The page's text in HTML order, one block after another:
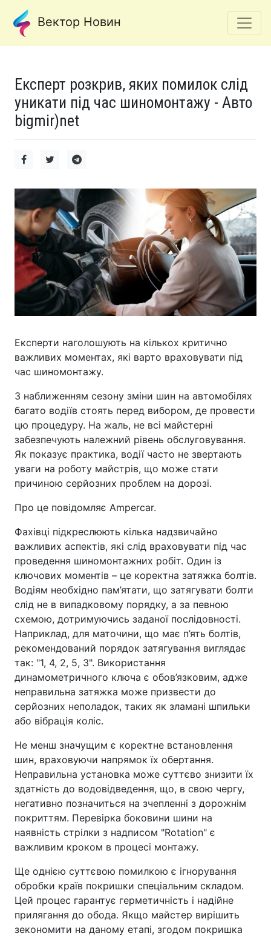
Вектор Новин
Експерт розкрив, яких помилок слід
уникати під час шиномонтажу - Авто
bigmir)net
Експерти наголошують на кількох критично
важливих моментах, які варто враховувати під
час шиномонтажу.
З наближенням сезону зміни шин на автомобілях
багато водіїв стоять перед вибором, де провести
цю процедуру. На жаль, не всі майстерні
забезпечують належний рівень обслуговування.
Як показує практика, водії часто не звертають
уваги на роботу майстрів, що може стати
причиною серйозних проблем на дорозі.
Про це повідомляє Ampercar.
Фахівці підкреслюють кілька надзвичайно
важливих аспектів, які слід враховувати під час
проведення шиномонтажних робіт. Один із
ключових моментів – це коректна затяжка болтів.
Водіям необхідно пам’ятати, що затягувати болти
слід не в випадковому порядку, а за певною
схемою, дотримуючись заданої послідовності.
Наприклад, для маточини, що має п’ять болтів,
рекомендований порядок затягування виглядає
так: "1, 4, 2, 5, 3". Використання
динамометричного ключа є обов’язковим, адже
неправильна затяжка може призвести до
серйозних неполадок, таких як зламані шпильки
або вібрація коліс.
Не менш значущим є коректне встановлення
шин, враховуючи напрямок їх обертання.
Неправильна установка може суттєво знизити їх
здатність до водовідведення, що, в свою чергу,
негативно позначиться на зчепленні з дорожнім
покриттям. Перевірка боковини шини на
наявність стрілки з надписом "Rotation" є
важливим кроком в процесі монтажу.
Ще однією суттєвою помилкою є ігнорування
обробки країв покришки спеціальним складом.
Цей процес гарантує герметичність і надійне
прилягання до обода. Якщо майстер вирішить
зекономити на даному етапі, згодом покришка